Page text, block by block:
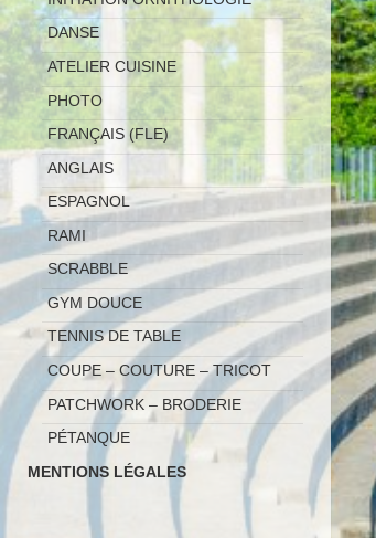
DANSE
ATELIER CUISINE
PHOTO
FRANÇAIS (FLE)
ANGLAIS
ESPAGNOL
RAMI
SCRABBLE
GYM DOUCE
TENNIS DE TABLE
COUPE – COUTURE – TRICOT
PATCHWORK – BRODERIE
PÉTANQUE
MENTIONS LÉGALES